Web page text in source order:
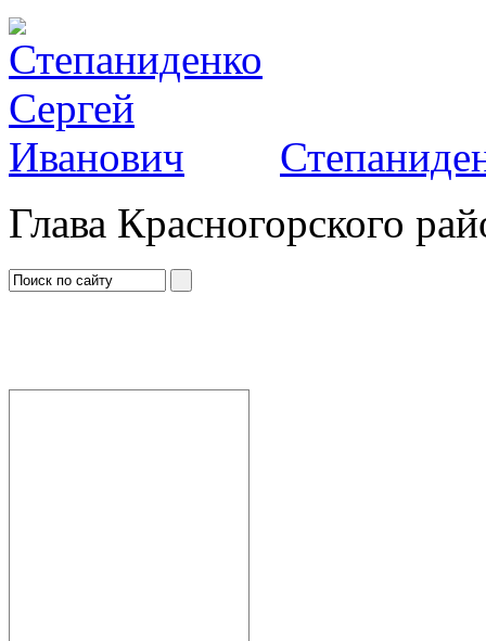
Глава Красногорского